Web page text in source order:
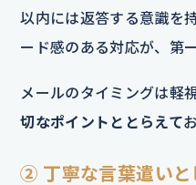
以内には返答する意識を
ード感のある対応が、第
メールのタイミングは軽
切なポイントととらえて
② 丁寧な言葉遣いと